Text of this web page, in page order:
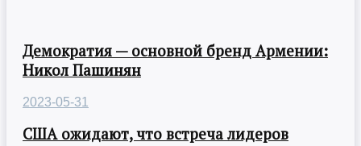
Демократия — основной бренд Армении:
Никол Пашинян
2023-05-31
США ожидают, что встреча лидеров